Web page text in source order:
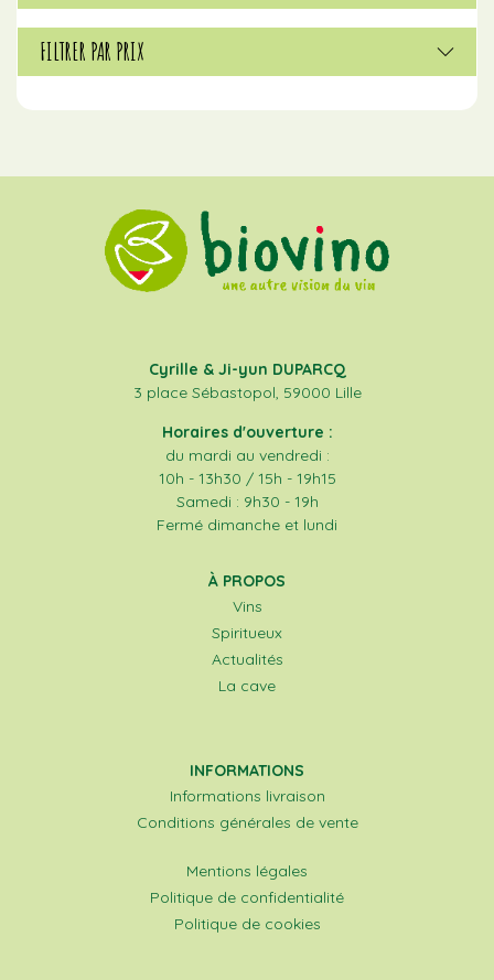
FILTRER PAR PRIX
Cyrille & Ji-yun DUPARCQ
3 place Sébastopol, 59000 Lille
Horaires d'ouverture :
du mardi au vendredi :
10h - 13h30 / 15h - 19h15
Samedi : 9h30 - 19h
Fermé dimanche et lundi
À PROPOS
Vins
Spiritueux
Actualités
La cave
INFORMATIONS
Informations livraison
Conditions générales de vente
Mentions légales
Politique de confidentialité
Politique de cookies